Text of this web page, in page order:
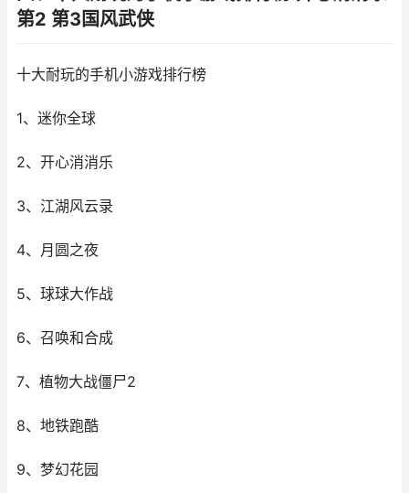
第2 第3国风武侠
十大耐玩的手机小游戏排行榜
1、迷你全球
2、开心消消乐
3、江湖风云录
4、月圆之夜
5、球球大作战
6、召唤和合成
7、植物大战僵尸2
8、地铁跑酷
9、梦幻花园